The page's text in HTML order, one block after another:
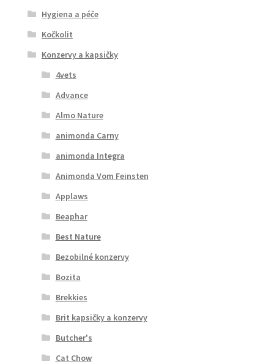
Hygiena a péče
Kočkolit
Konzervy a kapsičky
4vets
Advance
Almo Nature
animonda Carny
animonda Integra
Animonda Vom Feinsten
Applaws
Beaphar
Best Nature
Bezobilné konzervy
Bozita
Brekkies
Brit kapsičky a konzervy
Butcher's
Cat Chow